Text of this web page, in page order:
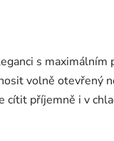
s maximálním
volně otevřený
cítit příjemně i v